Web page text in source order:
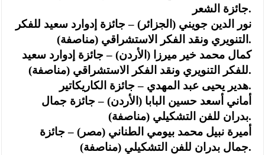
جائزة الشعر.
نور الدين جويني (الجزائر) – جائزة إدوارد سعيد للفكر
التنويري ونقد الفكر الاستشراقي (مناصفة).
كمال محمد خير ميرزا (الأردن) – جائزة إدوارد سعيد
للفكر التنويري ونقد الفكر الاستشراقي (مناصفة).
هدير يحيى عبد المهدي – جائزة الكاريكاتير.
أماني أسعد حسين البابا (الأردن) – جائزة جمال
بدران للفن التشكيلي (مناصفة).
أميرة نبيل محمد بيومي الطناني (مصر) – جائزة
جمال بدران للفن التشكيلي (مناصفة).